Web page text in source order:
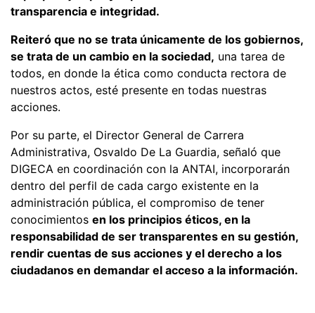
transparencia e integridad.
Reiteró que no se trata únicamente de los gobiernos,
se trata de un cambio en la sociedad, una tarea de
todos, en donde la ética como conducta rectora de
nuestros actos, esté presente en todas nuestras
acciones.
Por su parte, el Director General de Carrera
Administrativa, Osvaldo De La Guardia, señaló que
DIGECA en coordinación con la ANTAI, incorporarán
dentro del perfil de cada cargo existente en la
administración pública, el compromiso de tener
conocimientos en los principios éticos, en la
responsabilidad de ser transparentes en su gestión,
rendir cuentas de sus acciones y el derecho a los
ciudadanos en demandar el acceso a la información.